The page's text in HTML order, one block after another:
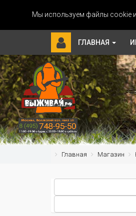
Мы используем файлы cookie и
ГЛАВНАЯ
Главная Магазин